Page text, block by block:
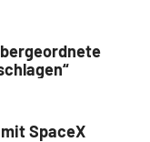
SpaceX